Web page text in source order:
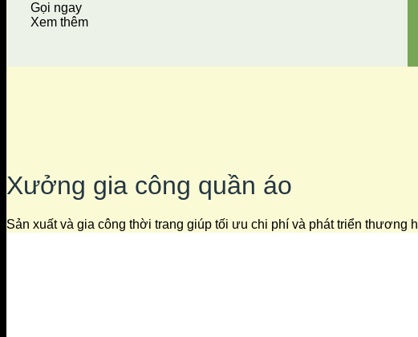
Gọi ngay
Xem thêm
Xưởng gia công quần áo
Sản xuất và gia công thời trang giúp tối ưu chi phí và phát triển thương